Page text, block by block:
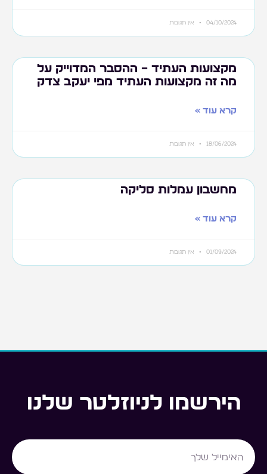
04/10/2024 אין תגובות
מקצועות העתיד – ההסבר המדוייק על
מה זה מקצועות העתיד מפי יעקב צדק
קרא עוד »
18/06/2024 אין תגובות
מחשבון עמלות סליקה
קרא עוד »
01/09/2024 אין תגובות
הירשמו לניוזלטר שלנו
Email